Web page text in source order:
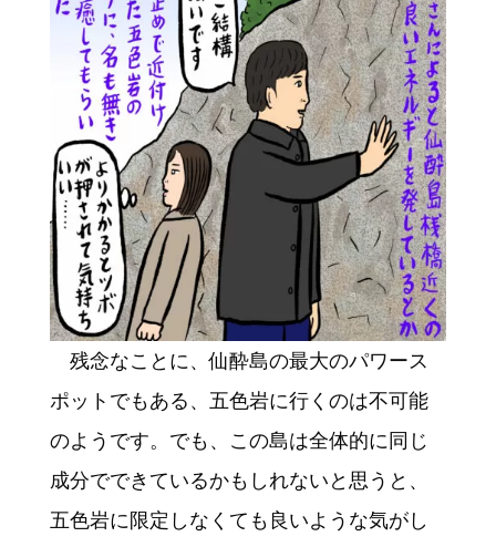
残念なことに、仙酔島の最大のパワース
ポットでもある、五色岩に行くのは不可能
のようです。でも、この島は全体的に同じ
成分でできているかもしれないと思うと、
五色岩に限定しなくても良いような気がし